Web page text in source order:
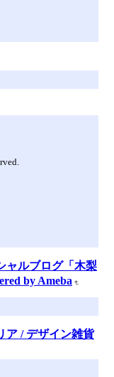
ャルブログ「木梨
by Ameba
ア / デザイン雑貨